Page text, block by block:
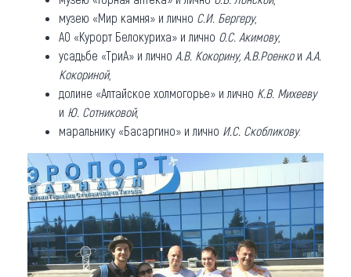
музею «Мир камня» и лично С.И. Бергеру,
АО «Курорт Белокуриха» и лично О.С. Акимову,
усадьбе «ТриА» и лично А.В. Кокорину, А.В.Роенко и А.А.
Кокориной,
долине «Алтайское холмогорье» и лично К.В. Михееву
и Ю. Сотниковой,
маральнику «Басаргино» и лично И.С. Скобликову.